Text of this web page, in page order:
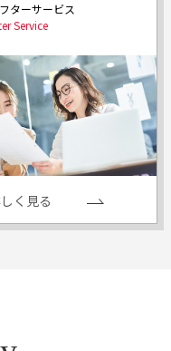
ターサービス
く見る